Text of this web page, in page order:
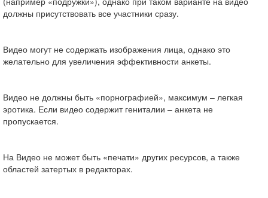
должны присутствовать все участники сразу.
Видео могут не содержать изображения лица, однако это
желательно для увеличения эффективности анкеты.
Видео не должны быть «порнографией», максимум – легкая
эротика. Если видео содержит гениталии – анкета не
пропускается.
На Видео не может быть «печати» других ресурсов, а также
областей затертых в редакторах.